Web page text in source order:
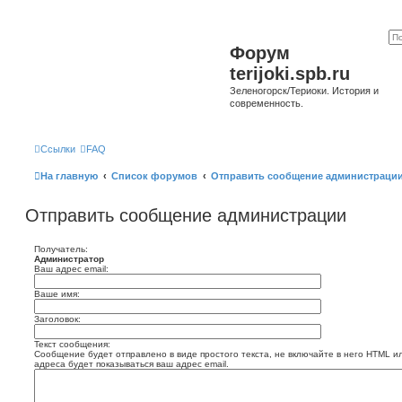
Форум
terijoki.spb.ru
Зеленогорск/Териоки. История и
современность.
Ссылки FAQ
На главную Список форумов Отправить сообщение
Отправить сообщение администрации
Получатель:
Администратор
Ваш адрес email:
Ваше имя:
Заголовок:
Текст сообщения:
Сообщение будет отправлено в виде простого текста, не включайте в него HTML
адреса будет показываться ваш адрес email.